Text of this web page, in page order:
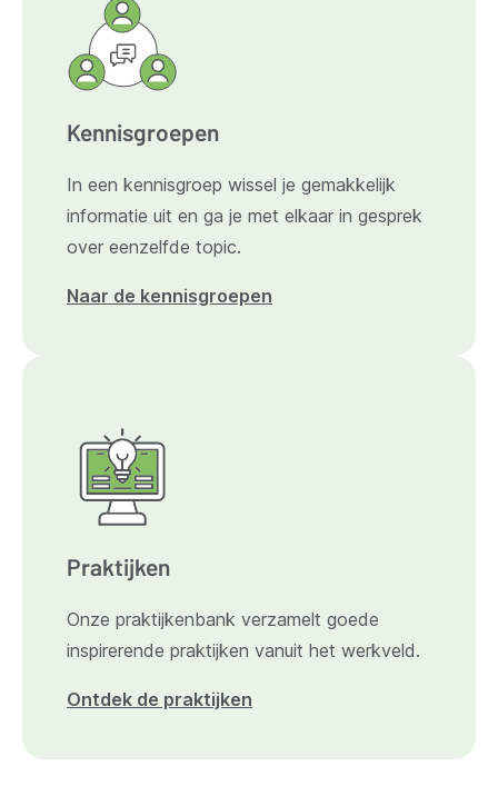
Kennisgroepen
In een kennisgroep wissel je gemakkelijk
informatie uit en ga je met elkaar in gesprek
over eenzelfde topic.
Naar de kennisgroepen
Praktijken
Onze praktijkenbank verzamelt goede
inspirerende praktijken vanuit het werkveld.
Ontdek de praktijken